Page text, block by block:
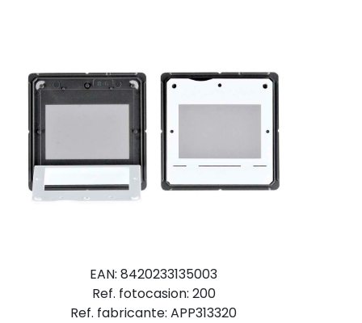
EAN: 8420233135003
Ref. fotocasion: 200
Ref. fabricante: APP313320